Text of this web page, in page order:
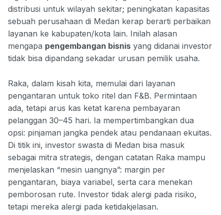
distribusi untuk wilayah sekitar; peningkatan kapasitas
sebuah perusahaan di Medan kerap berarti perbaikan
layanan ke kabupaten/kota lain. Inilah alasan
mengapa pengembangan bisnis yang didanai investor
tidak bisa dipandang sekadar urusan pemilik usaha.
Raka, dalam kisah kita, memulai dari layanan
pengantaran untuk toko ritel dan F&B. Permintaan
ada, tetapi arus kas ketat karena pembayaran
pelanggan 30–45 hari. Ia mempertimbangkan dua
opsi: pinjaman jangka pendek atau pendanaan ekuitas.
Di titik ini, investor swasta di Medan bisa masuk
sebagai mitra strategis, dengan catatan Raka mampu
menjelaskan “mesin uangnya”: margin per
pengantaran, biaya variabel, serta cara menekan
pemborosan rute. Investor tidak alergi pada risiko,
tetapi mereka alergi pada ketidakjelasan.